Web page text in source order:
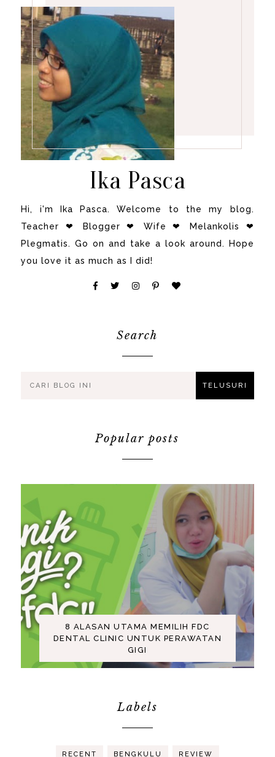
Ika Pasca
Hi, i'm Ika Pasca. Welcome to the my blog.
Teacher ❤ Blogger ❤ Wife ❤ Melankolis ❤
Plegmatis. Go on and take a look around. Hope
you love it as much as I did!
Search
Popular posts
8 ALASAN UTAMA MEMILIH FDC
DENTAL CLINIC UNTUK PERAWATAN
GIGI
Labels
RECENT BENGKULU REVIEW